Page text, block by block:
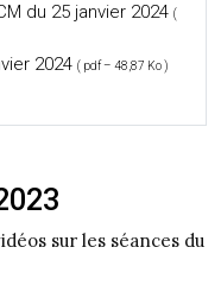
du 25 janvier 2024 (
2024 ( pdf – 48,87 Ko )
sur les séances du